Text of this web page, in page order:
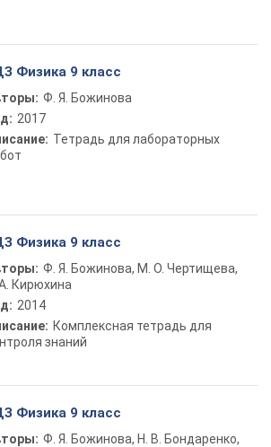
Физика 9 класс
Ф. Я. Божинова
2017
Тетрадь для лабораторных
Физика 9 класс
Ф. Я. Божинова, М. О. Чертищева,
Кирюхина
2014
Комплексная тетрадь для
знаний
Физика 9 класс
Ф. Я. Божинова, Н. В. Бондаренко,